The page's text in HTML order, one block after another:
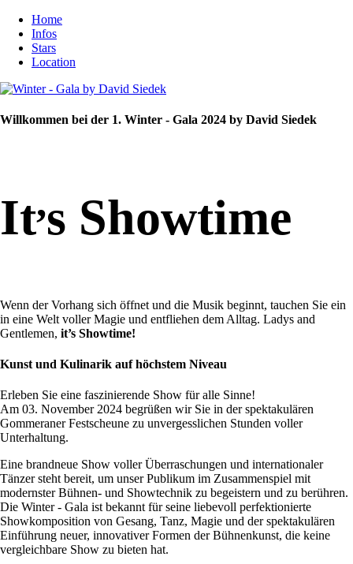
Home
Infos
Stars
Location
Willkommen bei der 1. Winter - Gala 2024 by David Siedek
It,s Showtime
Wenn der Vorhang sich öffnet und die Musik beginnt, tauchen Sie ein
in eine Welt voller Magie und entfliehen dem Alltag. Ladys and
Gentlemen, it’s Showtime!
Kunst und Kulinarik auf höchstem Niveau
Erleben Sie eine faszinierende Show für alle Sinne!
Am 03. November 2024 begrüßen wir Sie in der spektakulären
Gommeraner Festscheune zu unvergesslichen Stunden voller
Unterhaltung.
Eine brandneue Show voller Überraschungen und internationaler
Tänzer steht bereit, um unser Publikum im Zusammenspiel mit
modernster Bühnen- und Showtechnik zu begeistern und zu berühren.
Die Winter - Gala ist bekannt für seine liebevoll perfektionierte
Showkomposition von Gesang, Tanz, Magie und der spektakulären
Einführung neuer, innovativer Formen der Bühnenkunst, die keine
vergleichbare Show zu bieten hat.